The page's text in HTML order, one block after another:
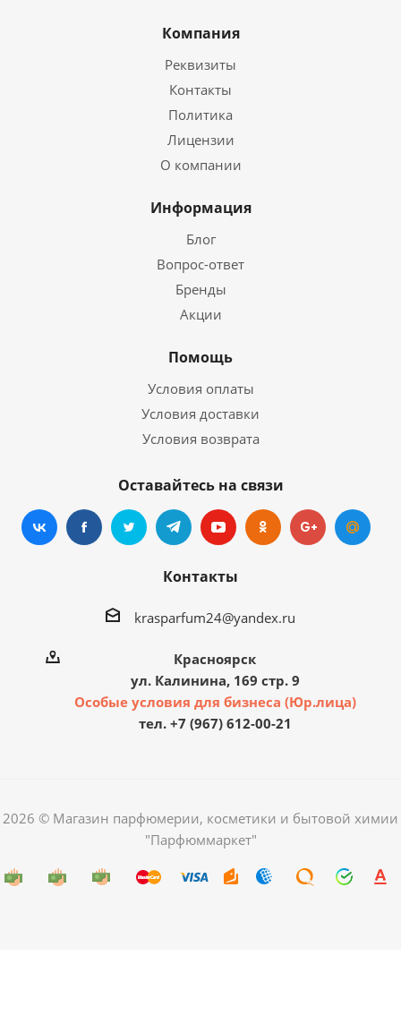
Компания
Реквизиты
Контакты
Политика
Лицензии
О компании
Информация
Блог
Вопрос-ответ
Бренды
Акции
Помощь
Условия оплаты
Условия доставки
Условия возврата
Оставайтесь на связи
Контакты
krasparfum24@yandex.ru
Красноярск
ул. Калинина, 169 стр. 9
Особые условия для бизнеса (Юр.лица)
тел. +7 (967) 612-00-21
2026 © Магазин парфюмерии, косметики и бытовой химии
"Парфюммаркет"